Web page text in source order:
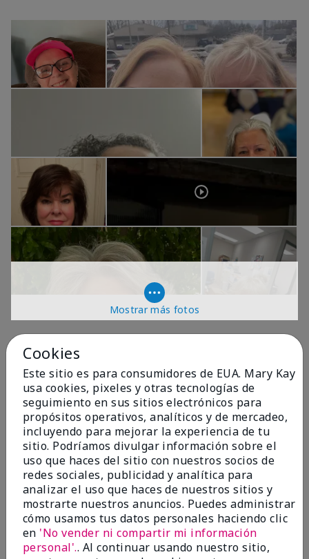
Mostrar más fotos
OPINIONES
4.9
299 Reseñas
Escribir Una Opinión
99%
de los encuestados recomendaría a un amigo.
5 estrellas 287
Cookies
Este sitio es para consumidores de EUA. Mary Kay
usa cookies, pixeles y otras tecnologías de
seguimiento en sus sitios electrónicos para
propósitos operativos, analíticos y de mercadeo,
incluyendo para mejorar la experiencia de tu
sitio. Podríamos divulgar información sobre el
uso que haces del sitio con nuestros socios de
redes sociales, publicidad y analítica para
analizar el uso que haces de nuestros sitios y
mostrarte nuestros anuncios. Puedes administrar
cómo usamos tus datos personales haciendo clic
en 'No vender ni compartir mi información
personal'.. Al continuar usando nuestro sitio,